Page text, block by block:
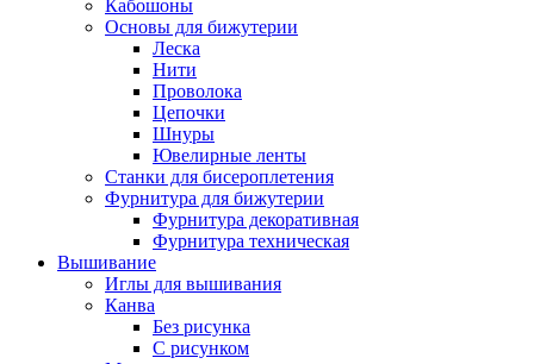
Кабошоны
Основы для бижутерии
Леска
Нити
Проволока
Цепочки
Шнуры
Ювелирные ленты
Станки для бисероплетения
Фурнитура для бижутерии
Фурнитура декоративная
Фурнитура техническая
Вышивание
Иглы для вышивания
Канва
Без рисунка
С рисунком